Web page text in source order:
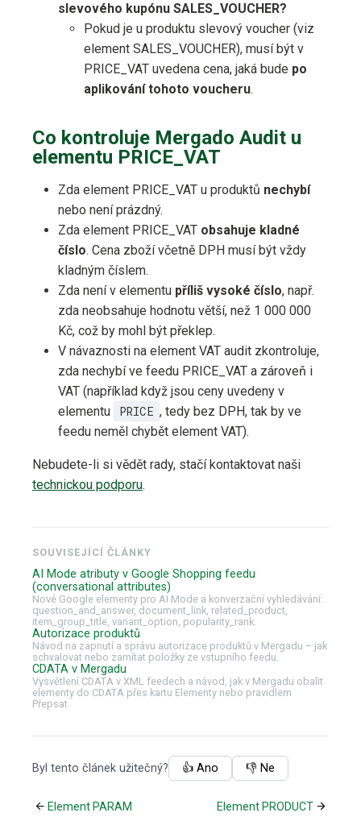
slevového kupónu SALES_VOUCHER?
Pokud je u produktu slevový voucher (viz
element SALES_VOUCHER), musí být v
PRICE_VAT uvedena cena, jaká bude po
aplikování tohoto voucheru.
Co kontroluje Mergado Audit u
elementu PRICE_VAT
Zda element PRICE_VAT u produktů nechybí
nebo není prázdný.
Zda element PRICE_VAT obsahuje kladné
číslo. Cena zboží včetně DPH musí být vždy
kladným číslem.
Zda není v elementu příliš vysoké číslo, např.
zda neobsahuje hodnotu větší, než 1 000 000
Kč, což by mohl být překlep.
V návaznosti na element VAT audit zkontroluje,
zda nechybí ve feedu PRICE_VAT a zároveň i
VAT (například když jsou ceny uvedeny v
elementu
PRICE , tedy bez DPH, tak by ve
feedu neměl chybět element VAT).
Nebudete-li si vědět rady, stačí kontaktovat naši
technickou podporu.
SOUVISEJÍCÍ ČLÁNKY
AI Mode atributy v Google Shopping feedu
(conversational attributes)
Nové Google elementy pro AI Mode a konverzační vyhledávání:
question_and_answer, document_link, related_product,
item_group_title, variant_option, popularity_rank.
Autorizace produktů
Návod na zapnutí a správu autorizace produktů v Mergadu – jak
schvalovat nebo zamítat položky ze vstupního feedu.
CDATA v Mergadu
Vysvětlení CDATA v XML feedech a návod, jak v Mergadu obalit
elementy do CDATA přes kartu Elementy nebo pravidlem
Přepsat.
Byl tento článek užitečný? 👍 Ano 👎 Ne
Element PARAM Element PRODUCT